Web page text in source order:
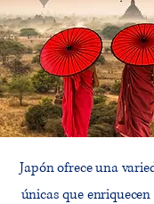
Japón ofrece una
únicas que